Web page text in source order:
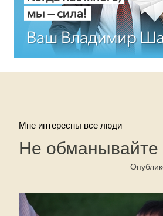
Мне интересны все люди
Не обманывайте